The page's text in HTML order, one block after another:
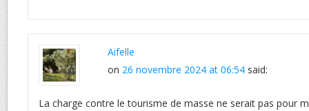
Aifelle
on 26 novembre 2024 at 06:54 said:
La charge contre le tourisme de masse ne serait pas pour